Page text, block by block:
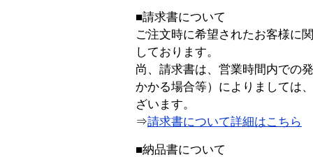
■請求書について
ご注文時に希望されたお客様に
しております。
尚、請求書は、営業時間内での
かかる場合等）によりましては
ざいます。
⇒請求書について詳細はこちら
■納品書について